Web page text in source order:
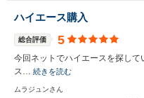
ハイエース購入
総合評価 5
今回ネットでハイエースを探し
ス… 続きを読む
ムラジュンさん